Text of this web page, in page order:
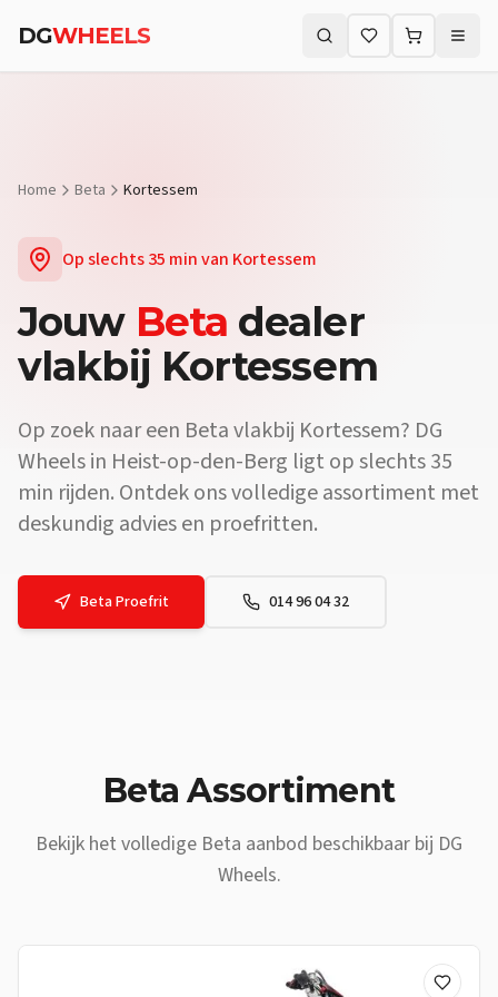
DGWHEELS Zoeken (⌘K)
Home Beta Kortessem
Op slechts35 minvan Kortessem
Jouw Beta dealer
vlakbij Kortessem
Op zoek naar een Betavlakbij Kortessem? DG
Wheels in Heist-op-den-Berg ligt op slechts35
min rijden. Ontdek ons volledige assortiment met
deskundig advies en proefritten.
BetaProefrit 014 96 04 32
Beta Assortiment
Bekijk het volledige Beta aanbod beschikbaar bij DG
Wheels.